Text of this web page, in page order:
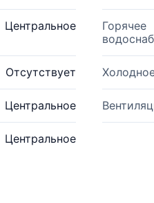
Центральное
Горячее
Отсутствует
Центральное
Центральное